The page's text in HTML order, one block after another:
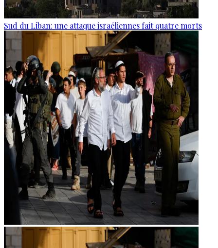
Sud du Liban: une attaque israéliennes fait quatre morts